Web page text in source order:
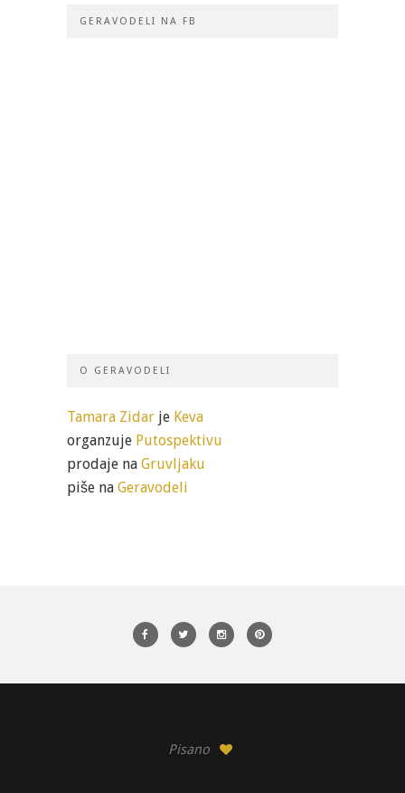
GERAVODELI NA FB
O GERAVODELI
Tamara Zidar je Keva
organzuje Putospektivu
prodaje na Gruvljaku
piše na Geravodeli
Pisano